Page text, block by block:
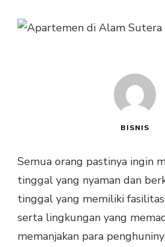
BISNIS
Semua orang pastinya ingin
tinggal yang nyaman dan
tinggal yang memiliki
serta lingkungan yang
memanjakan para